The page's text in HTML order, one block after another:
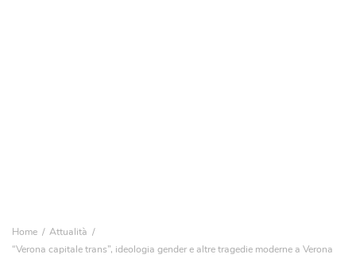
Home
Attualità
“Verona capitale trans”, ideologia gender e altre tragedie moderne a Verona